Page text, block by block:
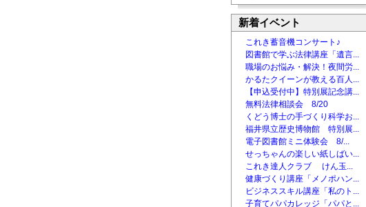
新着イベント
これき蓄音機コンサート♪
図書館で学ぶ法律講座「遺言...
職場のお悩み・解決！夜間労...
かるたクイーンが教える百人...
【申込受付中】特別展記念講...
無料法律相談会 8/20
くどう博士の手づくり科学お...
福井県立歴史博物館 特別展...
電子図書館ミニ体験会 8/...
せっちゃんの楽しい紙しばい...
これき達人クラブ けん玉...
健康づくり講座「メノポハン...
ビジネススキル講座「私のト...
子育てパパカレッジ「パパと...